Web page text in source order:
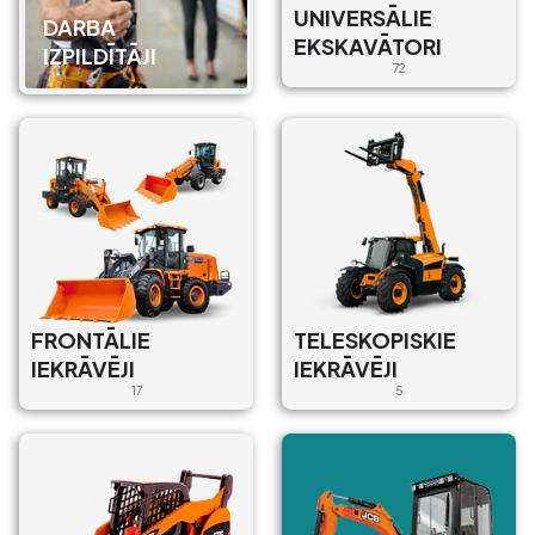
Ķekavas novads, Ķekava,
Mārtiņliepas, Ķekava, Ķekava
pilsēta, Ķekavas novads, LV-
2123, Latvija
€80/Dienā, €800/Mēn.
Operātors : Bez Piegāde : Ar un Bez
Rippa / R10
MINI EKSKAVATORI
Ābolu iela 1, Garciems,
Carnikavas pagasts, Ādažu
novads, LV-2163, Latvija
€80/Dienā, €800/Mēn.
Operātors : Bez
Rippa / R10
MINI EKSKAVATORI
Brīvnieki, Ropaži, Ropažu
DARBA
IZPILDĪTĀJI
UNIVERSĀLIE
EKSKAVĀTORI
72
FRONTĀLIE
IEKRĀVĒJI
17
TELESKOPISKIE
IEKRĀVĒJI
5